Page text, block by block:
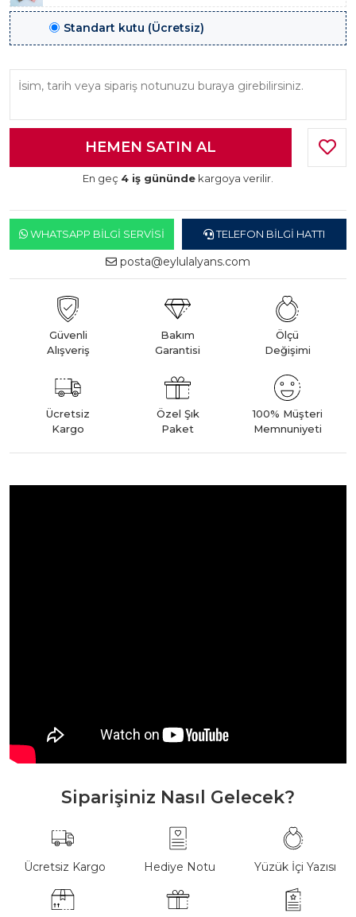
Standart kutu (Ücretsiz)
En geç 4 iş gününde kargoya verilir.
WHATSAPP BILGI SERVISI TELEFON BILGI HATTI
posta@eylulalyans.com
Güvenli
Alışveriş
Bakım
Garantisi
Ölçü
Değişimi
Ücretsiz
Kargo
Özel Şık
Paket
100% Müşteri
Memnuniyeti
Siparişiniz Nasıl Gelecek?
Ücretsiz Kargo Hediye Notu Yüzük İçi Yazısı